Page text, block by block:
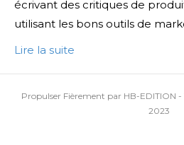
écrivant des critiques de
utilisant les bons outils de
Lire la suite
Propulser Fièrement par HB-EDITION -
2023